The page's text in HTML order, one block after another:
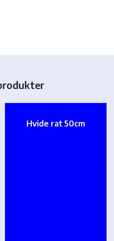
Hvide rat 50cm